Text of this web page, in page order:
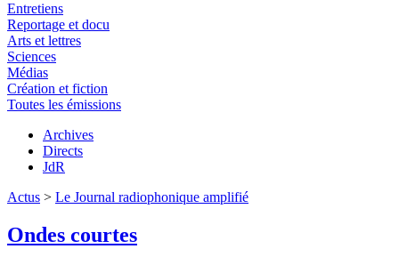
Entretiens
Reportage et docu
Arts et lettres
Sciences
Médias
Création et fiction
Toutes les émissions
Archives
Directs
JdR
Actus > Le Journal radiophonique amplifié
Ondes courtes